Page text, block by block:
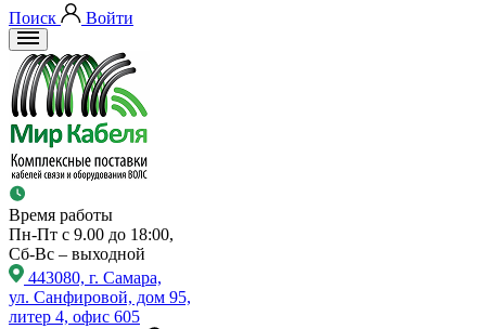
Поиск Войти
Время работы
Пн-Пт с 9.00 до 18:00,
Сб-Вс – выходной
443080, г. Самара,
ул. Санфировой, дом 95,
литер 4, офис 605